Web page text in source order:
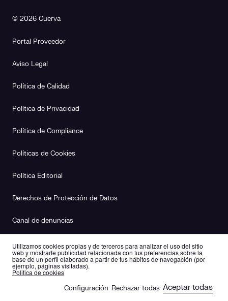
Utilizamos cookies propias y de terceros para analizar el uso del sitio
web y mostrarte publicidad relacionada con tus preferencias sobre la
base de un perfil elaborado a partir de tus hábitos de navegación (por
ejemplo, páginas visitadas).
Politica de cookies
Configuración Aceptar todas
Rechazar todas
es en
© 2026 Cuerva
Portal Proveedor
Aviso Legal
Política de Calidad
Política de Privacidad
Política de Compliance
Políticas de Cookies
Política Editorial
Derechos de Protección de Datos
Canal de denuncias
Plan de Igualdad